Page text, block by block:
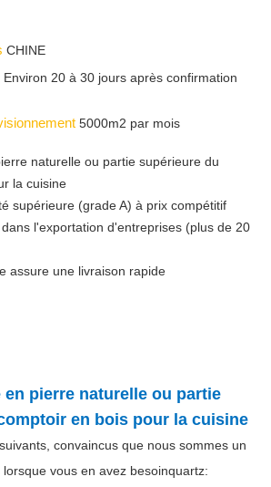
CHINE
Environ 20 à 30 jours après confirmation
5000m2 par mois
naturelle ou partie supérieure du
la cuisine
supérieure (grade A) à prix compétitif
l'exportation d'entreprises (plus de 20
assure une livraison rapide
en pierre naturelle ou partie
en bois pour la cuisine
convaincus que nous sommes un
vous en avez besoinquartz: